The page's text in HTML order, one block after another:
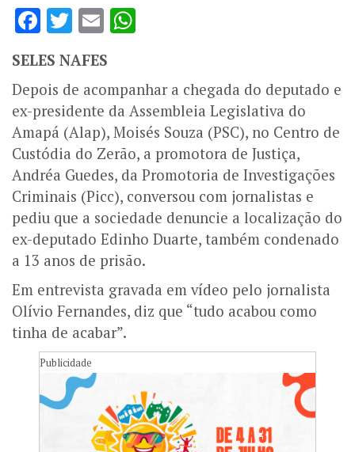
Facebook
Twitter
Email
SELES NAFES
Depois de acompanhar a chegada do deputado e
ex-presidente da Assembleia Legislativa do
Amapá (Alap), Moisés Souza (PSC), no Centro de
Custódia do Zerão, a promotora de Justiça,
Andréa Guedes, da Promotoria de Investigações
Criminais (Picc), conversou com jornalistas e
pediu que a sociedade denuncie a localização do
ex-deputado Edinho Duarte, também condenado
a 13 anos de prisão.
Em entrevista gravada em vídeo pelo jornalista
Olívio Fernandes, diz que “tudo acabou como
tinha de acabar”.
Publicidade